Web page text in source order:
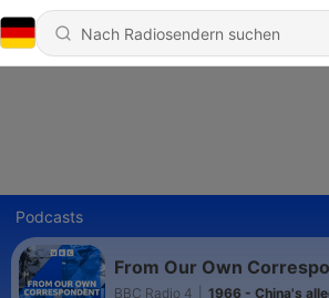
Podcasts
From Our Own
BBC Radio 4
1966 - China's